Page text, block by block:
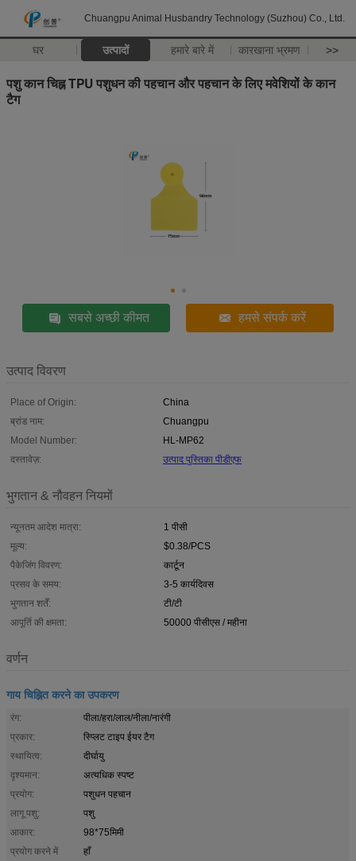
Chuangpu Animal Husbandry Technology (Suzhou) Co., Ltd.
घर उत्पादों हमारे बारे में कारखाना भ्रमण >>
पशु कान चिह्न TPU पशुधन की पहचान और पहचान के लिए मवेशियों के कान
टैग
सबसे अच्छी कीमत हमसे संपर्क करें
उत्पाद विवरण
Place of Origin:
China
ब्रांड नाम:
Chuangpu
Model Number:
HL-MP62
दस्तावेज़:
उत्पाद पुस्तिका पीडीएफ
भुगतान & नौवहन नियमों
न्यूनतम आदेश मात्रा:
1 पीसी
मूल्य:
$0.38/PCS
पैकेजिंग विवरण:
कार्टून
प्रसव के समय:
3-5 कार्यदिवस
भुगतान शर्तें:
टी/टी
आपूर्ति की क्षमता:
50000 पीसीएस / महीना
वर्णन
गाय चिह्नित करने का उपकरण
रंग:
पीला/हरा/लाल/नीला/नारंगी
प्रकार:
स्प्लिट टाइप ईयर टैग
स्थायित्व:
दीर्घायु
दृश्यमान:
अत्यधिक स्पष्ट
प्रयोग:
पशुधन पहचान
लागू पशु:
पशु
आकार:
98*75मिमी
प्रयोग करने में
हाँ